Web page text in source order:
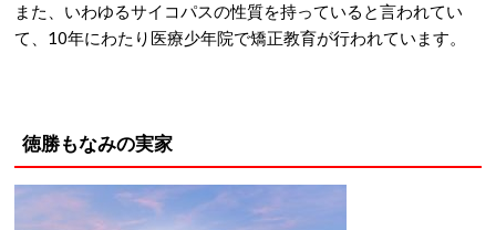
また、いわゆるサイコパスの性質を持っていると言われてい
て、10年にわたり医療少年院で矯正教育が行われています。
徳勝もなみの実家